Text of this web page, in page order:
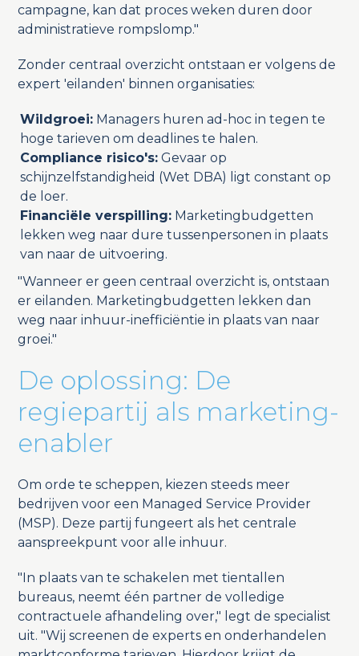
campagne, kan dat proces weken duren door
administratieve rompslomp."
Zonder centraal overzicht ontstaan er volgens de
expert 'eilanden' binnen organisaties:
Wildgroei:Managers huren ad-hoc in tegen te
hoge tarieven om deadlines te halen.
Compliance risico's:Gevaar op
schijnzelfstandigheid (Wet DBA) ligt constant op
de loer.
Financiële verspilling:Marketingbudgetten
lekken weg naar dure tussenpersonen in plaats
van naar de uitvoering.
"Wanneer er geen centraal overzicht is, ontstaan
er eilanden. Marketingbudgetten lekken dan
weg naar inhuur-inefficiëntie in plaats van naar
groei."
De oplossing: De
regiepartij als marketing-
enabler
Om orde te scheppen, kiezen steeds meer
bedrijven voor een Managed Service Provider
(MSP). Deze partij fungeert als het centrale
aanspreekpunt voor alle inhuur.
"In plaats van te schakelen met tientallen
bureaus, neemt één partner de volledige
contractuele afhandeling over," legt de specialist
uit. "Wij screenen de experts en onderhandelen